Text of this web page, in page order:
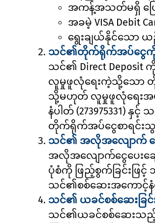
အကန့်အသတ်မရှိ ပြေ
အခမဲ့ VISA Debit
ရွေးချယ်နိုင်သော ယ
သင်၏တိုက်ရိုက်အပ်ငွေကို သင်
သင်၏ Direct Deposit ကို
လူမှုဖူလုံရေးကဲ့သို့သော တိုက်
သို့မဟုတ် လူမှုဖူလုံရေးအပ်ငွေ
နံပါတ်
တိုက်ရိုက်အပ်ငွေစာရင်းသွ
သင်၏ အလိုအလျောက် ငွေပ
အလိုအလျောက်ငွေပေးချ
ပုံစံကို ဖြည့်စွက်ခြင်းဖြင့်
သင်၏စစ်ဆေးအကောင့်
သင်၏ ယခင်စစ်ဆေးခြ
သင်၏ယခင်စစ်ဆေးသည့်အက